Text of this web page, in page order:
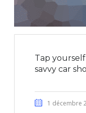
Tap
savvy car
1 décembre